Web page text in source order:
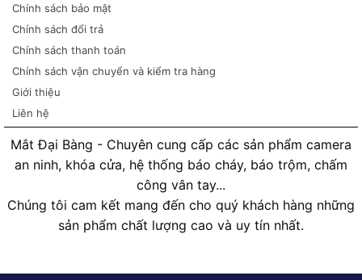
Chính sách bảo mật
Chính sách đổi trả
Chính sách thanh toán
Chính sách vận chuyển và kiểm tra hàng
Giới thiệu
Liên hệ
Mắt Đại Bàng - Chuyên cung cấp các sản phẩm camera
an ninh, khóa cửa, hệ thống báo cháy, báo trộm, chấm
công vân tay...
Chúng tôi cam kết mang đến cho quý khách hàng những
sản phẩm chất lượng cao và uy tín nhất.